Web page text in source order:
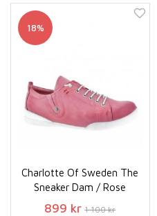
18%
Charlotte Of Sweden The
Sneaker Dam / Rose
899 kr 1 100 kr